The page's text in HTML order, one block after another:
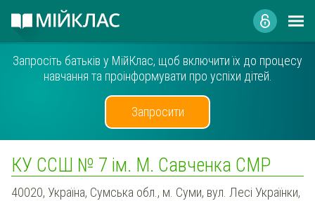
Запросіть батьків у МійКлас, щоб включити їх до процесу
навчання та проінформувати про успіхи дітей.
Запросити
КУ ССШ № 7 ім. М. Савченка СМР
40020, Україна, Сумська обл., м. Суми, вул. Лесі Українки,